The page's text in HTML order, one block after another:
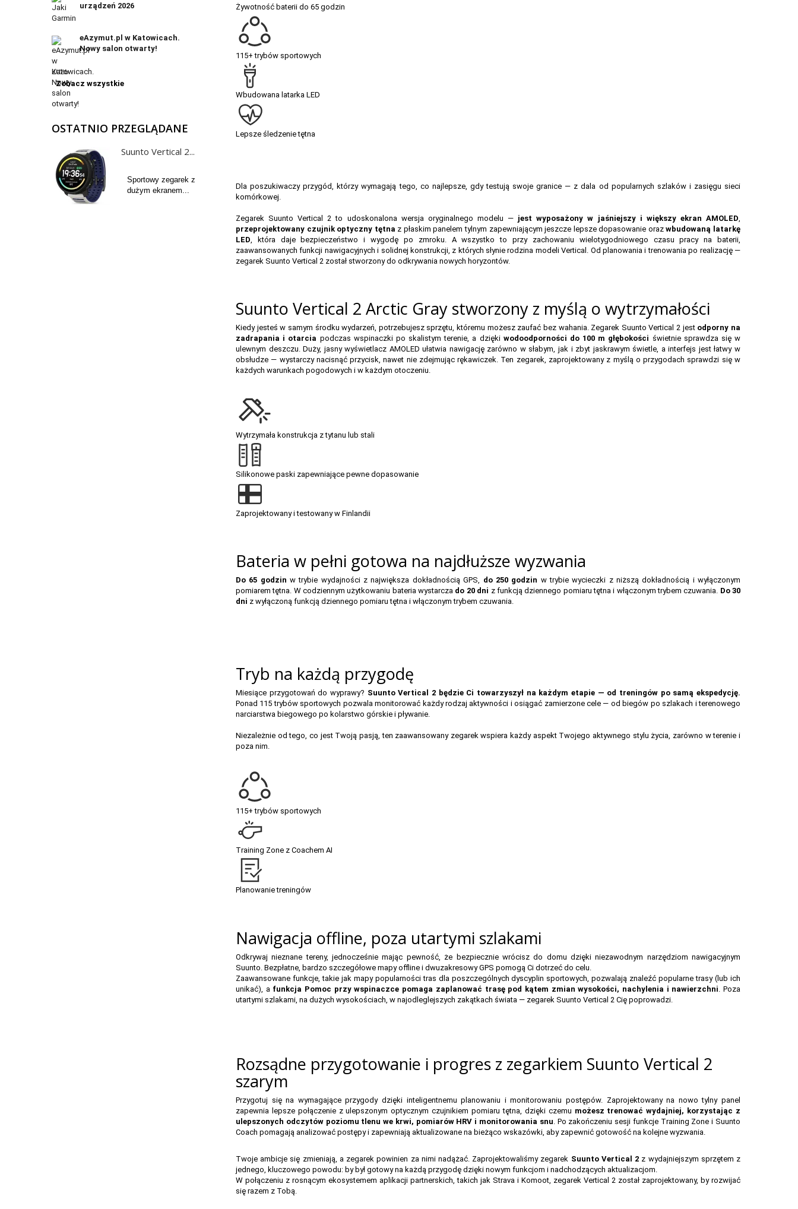
urządzeń 2026
eAzymut.pl w Katowicach.
Nowy salon otwarty!
Zobacz wszystkie
OSTATNIO PRZEGLĄDANE
Suunto Vertical 2...
Sportowy zegarek z
dużym ekranem...
Żywotność baterii do 65 godzin
115+ trybów sportowych
Wbudowana latarka LED
Lepsze śledzenie tętna
Dla poszukiwaczy przygód, którzy wymagają tego, co najlepsze, gdy testują swoje granice — z dala od popularnych szlaków i zasięgu sieci
komórkowej.
Zegarek Suunto Vertical 2 to udoskonalona wersja oryginalnego modelu — jest wyposażony w jaśniejszy i większy ekran AMOLED
przeprojektowany czujnik optyczny tętna z płaskim panelem tylnym zapewniającym jeszcze lepsze dopasowanie orazwbudowaną latarkę
LED , która daje bezpieczeństwo i wygodę po zmroku. A wszystko to przy zachowaniu wielotygodniowego czasu pracy na baterii,
zaawansowanych funkcji nawigacyjnych i solidnej konstrukcji, z których słynie rodzina modeli Vertical. Od planowania i trenowania po realizację —
zegarek Suunto Vertical 2 został stworzony do odkrywania nowych horyzontów.
Suunto Vertical 2 Arctic Gray stworzony z myślą o wytrzymałości
Kiedy jesteś w samym środku wydarzeń, potrzebujesz sprzętu, któremu możesz zaufać bez wahania. Zegarek Suunto Vertical 2 jest odporny na
zadrapania i otarcia podczas wspinaczki po skalistym terenie, a dzięki wodoodporności do 100 m głębokości świetnie sprawdza się w
ulewnym deszczu. Duży, jasny wyświetlacz AMOLED ułatwia nawigację zarówno w słabym, jak i zbyt jaskrawym świetle, a interfejs jest łatwy w
obsłudze — wystarczy nacisnąć przycisk, nawet nie zdejmując rękawiczek. Ten zegarek, zaprojektowany z myślą o przygodach sprawdzi się w
każdych warunkach pogodowych i w każdym otoczeniu.
Wytrzymała konstrukcja z tytanu lub stali
Silikonowe paski zapewniające pewne dopasowanie
Zaprojektowany i testowany w Finlandii
Bateria w pełni gotowa na najdłuższe wyzwania
Do 65 godzin w trybie wydajności z największa dokładnością GPS, do 250 godzin w trybie wycieczki z niższą dokładnością i wyłączonym
pomiarem tętna. W codziennym użytkowaniu bateria wystarcza do 20 dni z funkcją dziennego pomiaru tętna i włączonym trybem czuwania. Do 30
dni z wyłączoną funkcją dziennego pomiaru tętna i włączonym trybem czuwania.
Tryb na każdą przygodę
Miesiące przygotowań do wyprawy? Suunto Vertical 2 będzie Ci towarzyszył na każdym etapie — od treningów po samą ekspedycję.
Ponad 115 trybów sportowych pozwala monitorować każdy rodzaj aktywności i osiągać zamierzone cele — od biegów po szlakach i terenowego
narciarstwa biegowego po kolarstwo górskie i pływanie.
Niezależnie od tego, co jest Twoją pasją, ten zaawansowany zegarek wspiera każdy aspekt Twojego aktywnego stylu życia, zarówno w terenie i
poza nim.
115+ trybów sportowych
Training Zone z Coachem AI
Planowanie treningów
Nawigacja offline, poza utartymi szlakami
Odkrywaj nieznane tereny, jednocześnie mając pewność, że bezpiecznie wrócisz do domu dzięki niezawodnym narzędziom nawigacyjnym
Suunto. Bezpłatne, bardzo szczegółowe mapy offline i dwuzakresowy GPS pomogą Ci dotrzeć do celu.
Zaawansowane funkcje, takie jak mapy popularności tras dla poszczególnych dyscyplin sportowych, pozwalają znaleźć popularne trasy (lub ich
unikać), a funkcja Pomoc przy wspinaczce pomaga zaplanować trasę pod kątem zmian wysokości, nachylenia i nawierzchni . Poza
utartymi szlakami, na dużych wysokościach, w najodleglejszych zakątkach świata — zegarek Suunto Vertical 2 Cię poprowadzi.
Rozsądne przygotowanie i progres z zegarkiem Suunto Vertical 2
szarym
Przygotuj się na wymagające przygody dzięki inteligentnemu planowaniu i monitorowaniu postępów. Zaprojektowany na nowo tylny panel
zapewnia lepsze połączenie z ulepszonym optycznym czujnikiem pomiaru tętna, dzięki czemu możesz trenować wydajniej, korzystając z
ulepszonych odczytów poziomu tlenu we krwi, pomiarów HRV i monitorowania snu . Po zakończeniu sesji funkcje Training Zone i Suunto
Coach pomagają analizować postępy i zapewniają aktualizowane na bieżąco wskazówki, aby zapewnić gotowość na kolejne wyzwania.
Twoje ambicje się zmieniają, a zegarek powinien za nimi nadążać. Zaprojektowaliśmy zegarek Suunto Vertical 2 z wydajniejszym sprzętem z
jednego, kluczowego powodu: by był gotowy na każdą przygodę dzięki nowym funkcjom i nadchodzących aktualizacjom.
W połączeniu z rosnącym ekosystemem aplikacji partnerskich, takich jak Strava i Komoot, zegarek Vertical 2 został zaprojektowany, by rozwijać
się razem z Tobą.